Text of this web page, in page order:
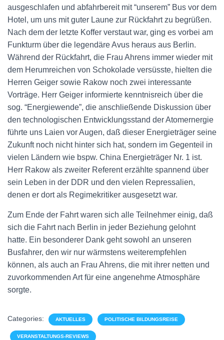
ausgeschlafen und abfahrbereit mit “unserem” Bus vor dem
Hotel, um uns mit guter Laune zur Rückfahrt zu begrüßen.
Nach dem der letzte Koffer verstaut war, ging es vorbei am
Funkturm über die legendäre Avus heraus aus Berlin.
Während der Rückfahrt, die Frau Ahrens immer wieder mit
dem Herumreichen von Schokolade versüsste, hielten die
Herren Geiger sowie Rakow noch zwei interessante
Vorträge. Herr Geiger informierte kenntnisreich über die
sog. “Energiewende”, die anschließende Diskussion über
den technologischen Entwicklungsstand der Atomernergie
führte uns Laien vor Augen, daß dieser Energieträger seine
Zukunft noch nicht hinter sich hat, sondern im Gegenteil in
vielen Ländern wie bspw. China Energieträger Nr. 1 ist.
Herr Rakow als zweiter Referent erzählte spannend über
sein Leben in der DDR und den vielen Repressalien,
denen er dort als Regimekritiker ausgesetzt war.
Zum Ende der Fahrt waren sich alle Teilnehmer einig, daß
sich die Fahrt nach Berlin in jeder Beziehung gelohnt
hatte. Ein besonderer Dank geht sowohl an unseren
Busfahrer, den wir nur wärmstens weiterempfehlen
können, als auch an Frau Ahrens, die mit ihrer netten und
zuvorkommenden Art für eine angenehme Atmosphäre
sorgte.
Categories: AKTUELLES POLITISCHE BILDUNGSREISE
VERANSTALTUNGS-REVIEWS